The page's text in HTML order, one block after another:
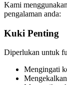
Kami
pengalaman anda:
Kuki Penting
Diperlukan untuk
Mengingati